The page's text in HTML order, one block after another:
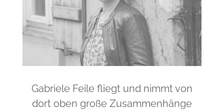
Gabriele Feile fliegt und nimmt von
dort oben große Zusammenhänge